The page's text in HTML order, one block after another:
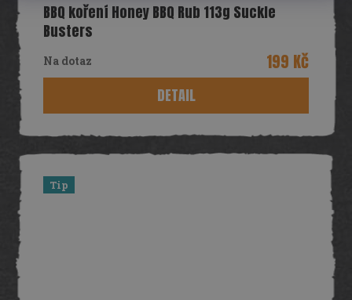
BBQ koření Honey BBQ Rub 113g Suckle
Busters
Na dotaz 199 Kč
DETAIL
Tip